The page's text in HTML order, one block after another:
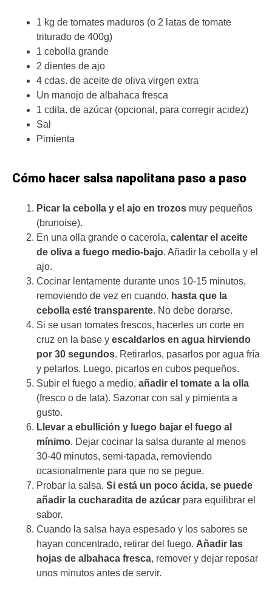
1 kg de tomates maduros (o 2 latas de tomate
triturado de 400g)
1 cebolla grande
2 dientes de ajo
4 cdas. de aceite de oliva virgen extra
Un manojo de albahaca fresca
1 cdita. de azúcar (opcional, para corregir acidez)
Sal
Pimienta
Cómo hacer salsa napolitana paso a paso
Picar la cebolla y el ajo en trozos muy pequeños
(brunoise).
En una olla grande o cacerola, calentar el aceite
de oliva a fuego medio-bajo. Añadir la cebolla y el
ajo.
Cocinar lentamente durante unos 10-15 minutos,
removiendo de vez en cuando, hasta que la
cebolla esté transparente. No debe dorarse.
Si se usan tomates frescos, hacerles un corte en
cruz en la base y escaldarlos en agua hirviendo
por 30 segundos. Retirarlos, pasarlos por agua fría
y pelarlos. Luego, picarlos en cubos pequeños.
Subir el fuego a medio, añadir el tomate a la olla
(fresco o de lata). Sazonar con sal y pimienta a
gusto.
Llevar a ebullición y luego bajar el fuego al
mínimo. Dejar cocinar la salsa durante al menos
30-40 minutos, semi-tapada, removiendo
ocasionalmente para que no se pegue.
Probar la salsa. Si está un poco ácida, se puede
añadir la cucharadita de azúcar para equilibrar el
sabor.
Cuando la salsa haya espesado y los sabores se
hayan concentrado, retirar del fuego. Añadir las
hojas de albahaca fresca, remover y dejar reposar
unos minutos antes de servir.